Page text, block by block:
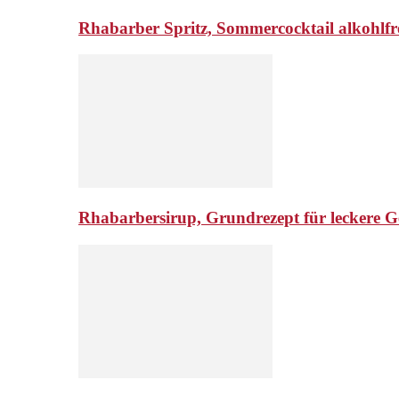
Rhabarber Spritz, Sommercocktail
Rhabarbersirup, Grundrezept für leckere